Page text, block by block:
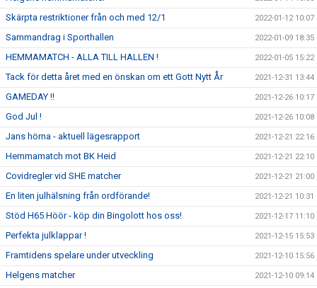
Skärpta restriktioner från och med 12/1 2022-01-12 10:07
Sammandrag i Sporthallen 2022-01-09 18:35
HEMMAMATCH - ALLA TILL HALLEN ! 2022-01-05 15:22
Tack för detta året med en önskan om ett Gott Nytt År 2021-12-31 13:44
GAMEDAY !! 2021-12-26 10:17
God Jul ! 2021-12-26 10:08
Jans hörna - aktuell lägesrapport 2021-12-21 22:16
Hemmamatch mot BK Heid 2021-12-21 22:10
Covidregler vid SHE matcher 2021-12-21 21:00
En liten julhälsning från ordförande! 2021-12-21 10:31
Stöd H65 Höör - köp din Bingolott hos oss! 2021-12-17 11:10
Perfekta julklappar ! 2021-12-15 15:53
Framtidens spelare under utveckling 2021-12-10 15:56
Helgens matcher 2021-12-10 09:14